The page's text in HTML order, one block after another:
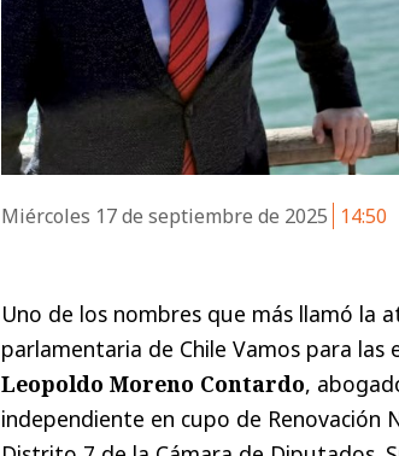
Miércoles 17 de septiembre de 2025 14:50
Uno de los nombres que más llamó la
parlamentaria de Chile Vamos para las
Leopoldo Moreno Contardo,
independiente en cupo de Renovación